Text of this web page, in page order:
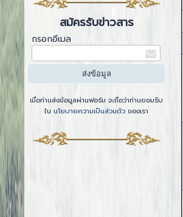
สมัครรับข่าวสาร
กรอกอีเมล
เมื่อท่านส่งข้อมูลผ่านฟอร์ม จะถือว่าท่านยอมรับ
ใน นโยบายความเป็นส่วนตัวของเรา